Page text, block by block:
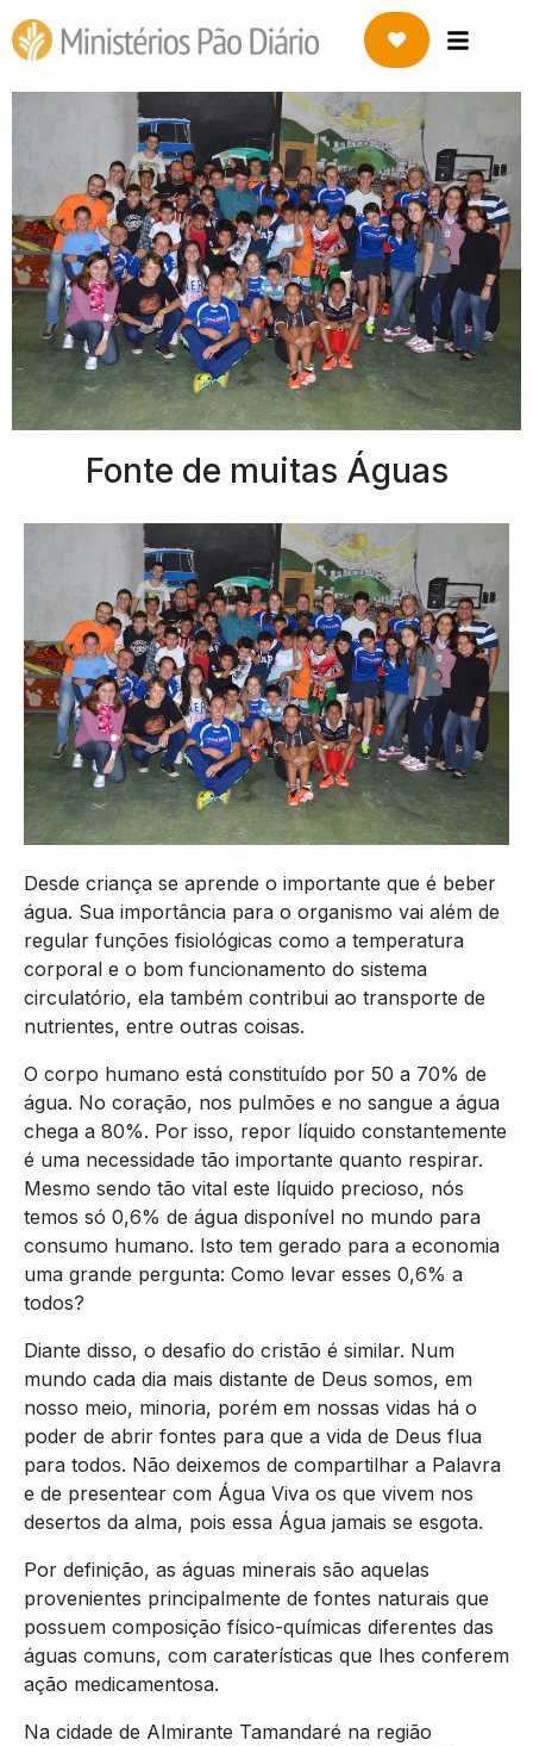
Fonte de muitas Águas
Desde criança se aprende o importante que é beber
água. Sua importância para o organismo vai além de
regular funções fisiológicas como a temperatura
corporal e o bom funcionamento do sistema
circulatório, ela também contribui ao transporte de
nutrientes, entre outras coisas.
O corpo humano está constituído por 50 a 70% de
água. No coração, nos pulmões e no sangue a água
chega a 80%. Por isso, repor líquido constantemente
é uma necessidade tão importante quanto respirar.
Mesmo sendo tão vital este líquido precioso, nós
temos só 0,6% de água disponível no mundo para
consumo humano. Isto tem gerado para a economia
uma grande pergunta: Como levar esses 0,6% a
todos?
Diante disso, o desafio do cristão é similar. Num
mundo cada dia mais distante de Deus somos, em
nosso meio, minoria, porém em nossas vidas há o
poder de abrir fontes para que a vida de Deus flua
para todos. Não deixemos de compartilhar a Palavra
e de presentear com Água Viva os que vivem nos
desertos da alma, pois essa Água jamais se esgota.
Por definição, as águas minerais são aquelas
provenientes principalmente de fontes naturais que
possuem composição físico-químicas diferentes das
águas comuns, com caraterísticas que lhes conferem
ação medicamentosa.
Na cidade de Almirante Tamandaré na região